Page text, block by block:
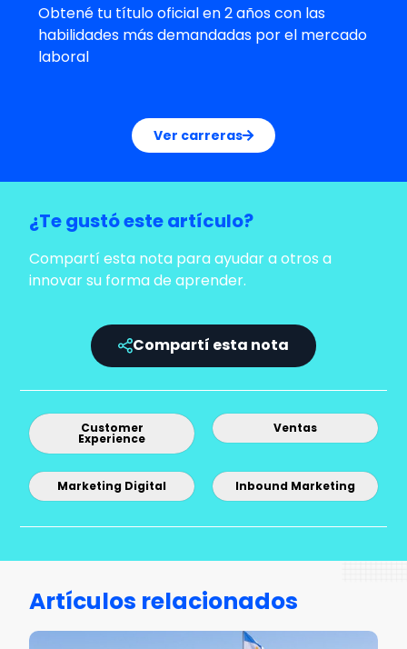
Obtené tu título oficial en 2 años con las
habilidades más demandadas por el mercado
laboral
Ver carreras
¿Te gustó este artículo?
Compartí esta nota para ayudar a otros a
innovar su forma de aprender.
Compartí esta nota
Customer
Experience
Ventas
Marketing Digital Inbound Marketing
Artículos relacionados